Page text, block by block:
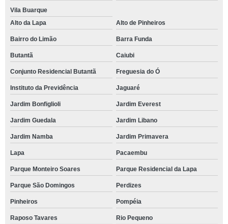
Vila Buarque
Alto da Lapa
Alto de Pinheiros
Bairro do Limão Barra Funda
Butantã Caiubi
Conjunto Residencial Butantã Freguesia do Ó
Instituto da Previdência Jaguaré
Jardim Bonfiglioli Jardim Everest
Jardim Guedala Jardim Libano
Jardim Namba Jardim Primavera
Lapa Pacaembu
Parque Monteiro Soares Parque Residencial da Lapa
Parque São Domingos Perdizes
Pinheiros Pompéia
Raposo Tavares Rio Pequeno